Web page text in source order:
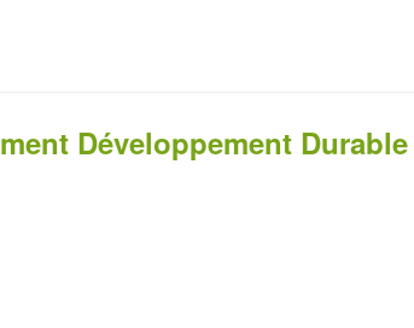
Développement Durable